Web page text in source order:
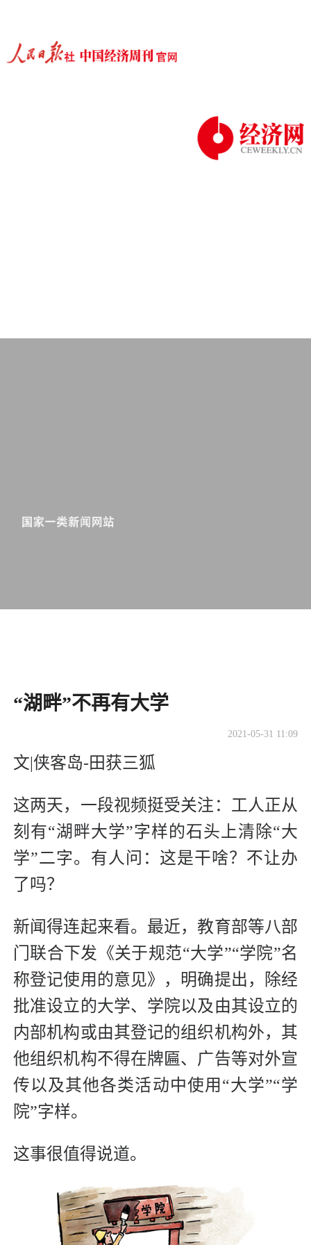
“湖畔”不再有大学
2021-05-31 11:09
文|侠客岛-田获三狐
这两天，一段视频挺受关注：工人正从
刻有“湖畔大学”字样的石头上清除“大
学”二字。有人问：这是干啥？不让办
了吗？
新闻得连起来看。最近，教育部等八部
门联合下发《关于规范“大学”“学院”名
称登记使用的意见》，明确提出，除经
批准设立的大学、学院以及由其设立的
内部机构或由其登记的组织机构外，其
他组织机构不得在牌匾、广告等对外宣
传以及其他各类活动中使用“大学”“学
院”字样。
这事很值得说道。